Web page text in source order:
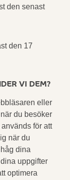
den senast
den 17
VI DEM?
eller
du besöker
för att
när du
dina
uppgifter
optimera